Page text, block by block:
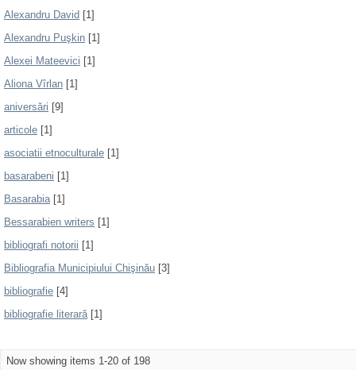
Alexandru David [1]
Alexandru Puşkin [1]
Alexei Mateevici [1]
Aliona Vîrlan [1]
aniversări [9]
articole [1]
asociatii etnoculturale [1]
basarabeni [1]
Basarabia[1]
Bessarabien writers [1]
bibliografi notorii [1]
Bibliografia Municipiului Chişinău [3]
bibliografie [4]
bibliografie literară[1]
Now showing items 1-20 of 198